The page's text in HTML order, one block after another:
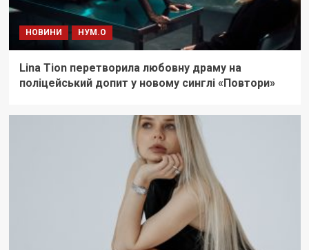
НОВИНИ НУМ.О
Lina Tion перетворила любовну драму на
поліцейський допит у новому синглі «Повтори»